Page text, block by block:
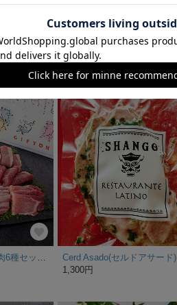
【送料無料】玄海漬の佐賀牛大吟醸粕漬詰合せ（父の日、ホワイトデー・御中元・御歳暮・内祝い・ギフト・贈答品）
Cerd Asado(セルドアサード)
1,300円